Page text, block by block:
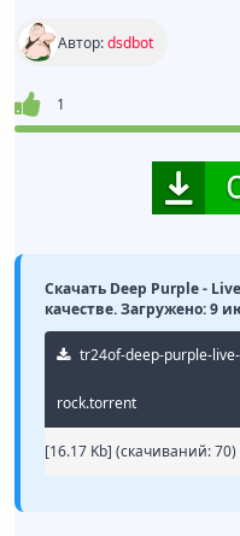
Автор:dsdbot
1
Скачать Deep Purple -
качестве. Загружено: 9
tr24of-deep-purple-
rock.torrent
[16.17 Kb] (cкачиваний: 70)